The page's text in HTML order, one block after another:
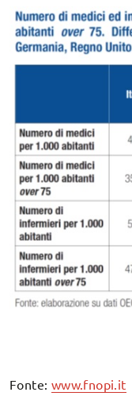
Fonte: www.fnopi.it